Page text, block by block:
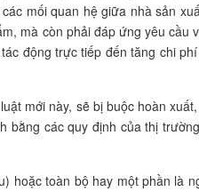
mối quan hệ giữa nhà sản
mà còn phải đáp ứng yêu cầu
động trực tiếp đến tăng chi
mới này, sẽ bị buộc hoàn
các quy định của thị
hoặc toàn bộ hay một phần là